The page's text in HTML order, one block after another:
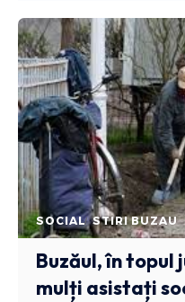
SOCIAL STIRI BUZAU
Buzăul, în topul
mulți asistați